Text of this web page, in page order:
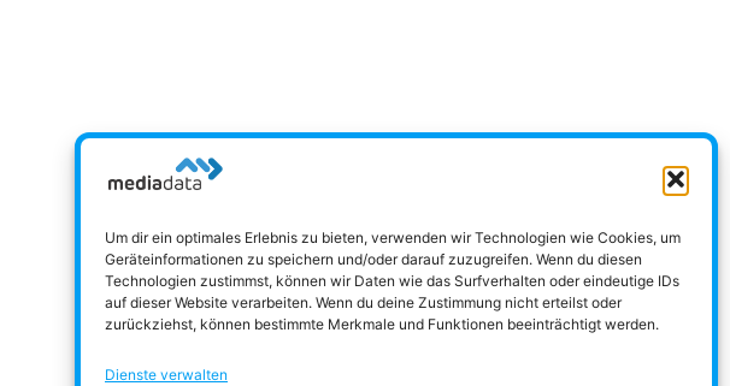
Um dir ein optimales Erlebnis zu bieten, verwenden wir Technologien wie Cookies, um
Geräteinformationen zu speichern und/oder darauf zuzugreifen. Wenn du diesen
Technologien zustimmst, können wir Daten wie das Surfverhalten oder eindeutige IDs
auf dieser Website verarbeiten. Wenn du deine Zustimmung nicht erteilst oder
zurückziehst, können bestimmte Merkmale und Funktionen beeinträchtigt werden.
Dienste verwalten